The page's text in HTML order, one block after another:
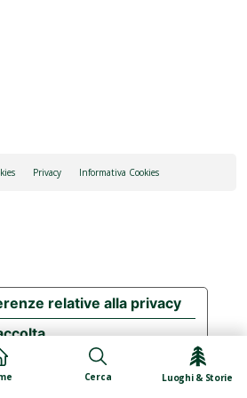
Cerca Luoghi & Storie
Privacy Informativa Cookies
relative alla privacy